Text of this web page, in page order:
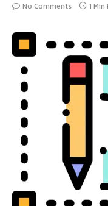
No Comments
1 Min